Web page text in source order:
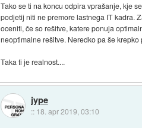
Tako se ti na koncu odpira vprašanje, kje
podjetij niti ne premore lastnega IT kadra.
oceniti, če so rešitve, katere ponuja
neoptimalne rešitve. Neredko pa še
Taka ti je realnost....
jype
:: 18. apr 2019, 03:10